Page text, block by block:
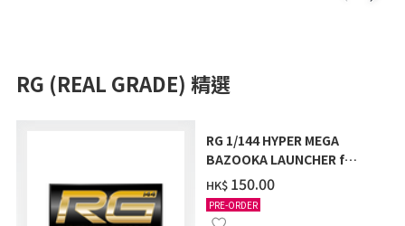
RG (REAL GRADE) 精選
RG 1/144 HYPER MEGA
BAZOOKA LAUNCHER for
Hi-ν GUNDAM & FIN
FUNNEL DISPLAY SET
[2026年9月發送]
HK$ ‌150.00
PRE-ORDER